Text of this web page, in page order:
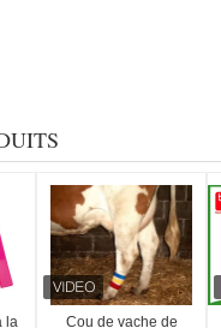
la Cou de vache de